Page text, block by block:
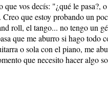
vos decís: "¿qué le pasa?,
que estoy probando un
roll, el tango... no tengo un
que me aburro si hago todo
o sola con el piano, me
que necesito hacer algo